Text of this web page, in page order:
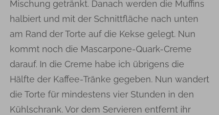
Mischung getränkt. Danach werden die Muffins
halbiert und mit der Schnittfläche nach unten
am Rand der Torte auf die Kekse gelegt. Nun
kommt noch die Mascarpone-Quark-Creme
darauf. In die Creme habe ich übrigens die
Hälfte der Kaffee-Tränke gegeben. Nun wandert
die Torte für mindestens vier Stunden in den
Kühlschrank. Vor dem Servieren entfernt ihr